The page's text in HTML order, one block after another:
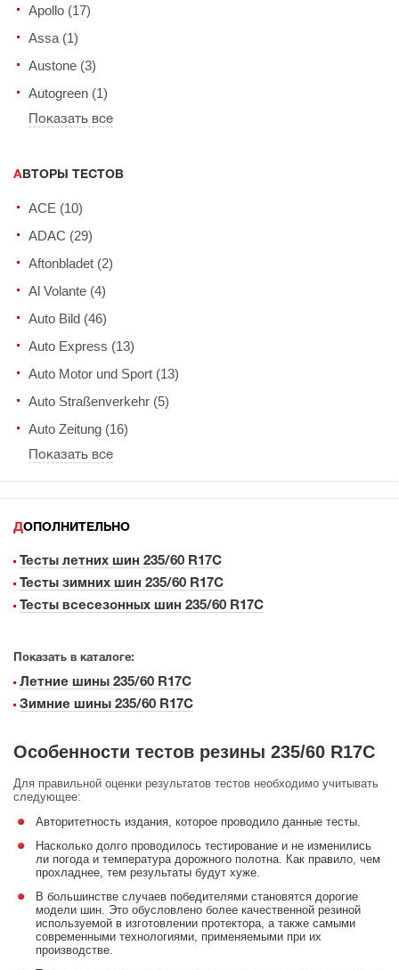
Apollo (17)
Assa (1)
Austone (3)
Autogreen (1)
Показать все
АВТОРЫ ТЕСТОВ
ACE (10)
ADAC (29)
Aftonbladet (2)
Al Volante (4)
Auto Bild (46)
Auto Express (13)
Auto Motor und Sport (13)
Auto Straßenverkehr (5)
Auto Zeitung (16)
Показать все
ДОПОЛНИТЕЛЬНО
Тесты летних шин 235/60 R17C
Тесты зимних шин 235/60 R17C
Тесты всесезонных шин 235/60 R17C
Показать в каталоге:
Летние шины 235/60 R17C
Зимние шины 235/60 R17C
Особенности тестов резины 235/60 R17C
Для правильной оценки результатов тестов необходимо учитывать
следующее:
Авторитетность издания, которое проводило данные тесты.
Насколько долго проводилось тестирование и не изменились
ли погода и температура дорожного полотна. Как правило, чем
прохладнее, тем результаты будут хуже.
В большинстве случаев победителями становятся дорогие
модели шин. Это обусловлено более качественной резиной
используемой в изготовлении протектора, а также самыми
современными технологиями, применяемыми при их
производстве.